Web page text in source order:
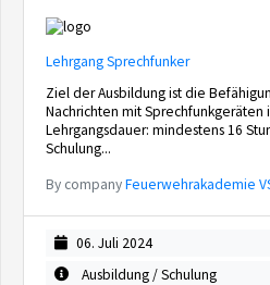
Lehrgang Sprechfunker
Ziel der Ausbildung ist die
Nachrichten mit Sprechfunkgeräten
Lehrgangsdauer: mindestens 16
Schulung...
By companyFeuerwehrakademie
06. Juli 2024
Ausbildung / Schulung